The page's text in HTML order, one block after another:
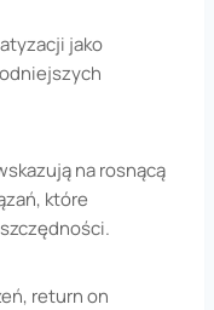
jako
na rosnącą
które
return on